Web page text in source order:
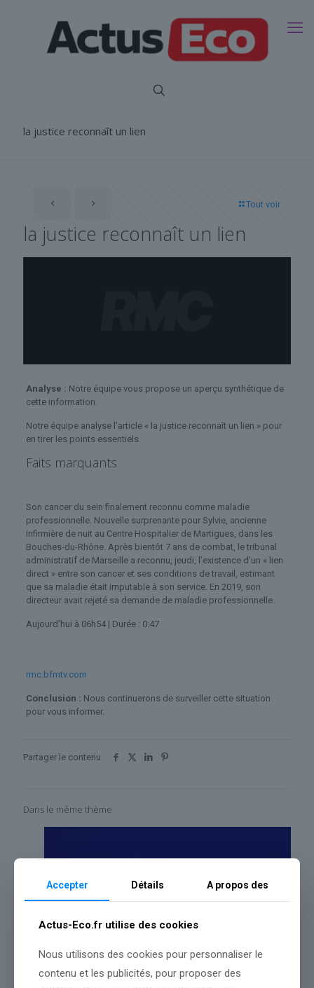
la justice reconnaît un lien
Tout voir
la justice reconnaît un lien
Analyse : Notre équipe vous propose un aperçu synthétique de
cette information.
Notre équipe analyse l'article « la justice reconnaît un lien » pour
en tirer les points essentiels.
Faits marquants
Son cancer du sein finalement reconnu comme maladie
professionnelle. Nouvelle surprenante pour Sylvie, ancienne
infirmière de nuit au Centre Hospitalier de Martigues, dans les
Bouches-du-Rhône. Après bientôt 7 ans de combat, le tribunal
administratif de Marseille a reconnu, jeudi, l’existence d’un « lien
direct » entre son cancer et ses conditions de travail, estimant
que sa maladie était imputable à son service. En 2019, son
directeur avait rejeté sa demande de maladie professionnelle.
Aujourd’hui à 06h54| Durée : 0:47
rmc.bfmtv.com
Conclusion : Nous continuerons de surveiller cette situation
pour vous informer.
Partager le contenu
Dans le même thème
Accepter Détails A propos des
Actus-Eco.fr utilise des cookies
Nous utilisons des cookies pour personnaliser le
contenu et les publicités, pour proposer des